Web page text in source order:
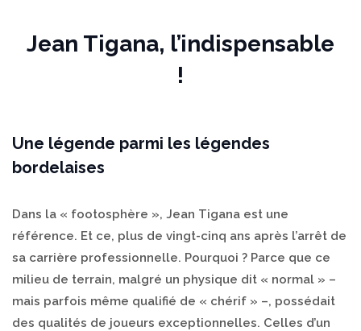
Jean Tigana, l’indispensable
!
Une légende parmi les légendes
bordelaises
Dans la « footosphère », Jean Tigana est une
référence. Et ce, plus de vingt-cinq ans après l’arrêt de
sa carrière professionnelle. Pourquoi ? Parce que ce
milieu de terrain, malgré un physique dit « normal » –
mais parfois même qualifié de « chérif » –, possédait
des qualités de joueurs exceptionnelles. Celles d’un